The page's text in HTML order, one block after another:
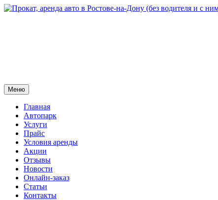
Меню
Главная
Автопарк
Услуги
Прайс
Условия аренды
Акции
Отзывы
Новости
Онлайн-заказ
Статьи
Контакты